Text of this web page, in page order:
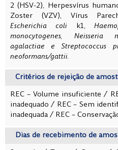
2 (HSV-2), Herpesvírus
Zoster (VZV), Vírus
Escherichia coli k1,
monocytogenes, Neisseria
agalactiae e Streptococcus
neoformans/gattii.
Critérios de rejeição de
REC – Volume insuficiente /
inadequado / REC – Sem
inadequada / REC –
Dias de recebimento de